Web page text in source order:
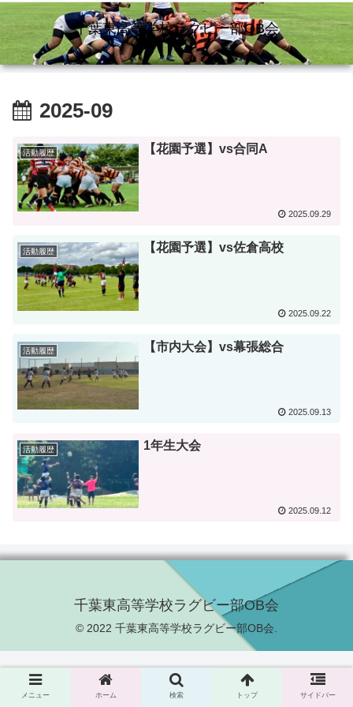
千葉東高等学校ラグビー部OB会
2025-09
活動履歴 【花園予選】vs合同A
2025.09.29
活動履歴 【花園予選】vs佐倉高校
2025.09.22
活動履歴 【市内大会】vs幕張総合
2025.09.13
活動履歴 1年生大会
2025.09.12
千葉東高等学校ラグビー部OB会
© 2022 千葉東高等学校ラグビー部OB会.
メニュー ホーム 検索 トップ サイドバー